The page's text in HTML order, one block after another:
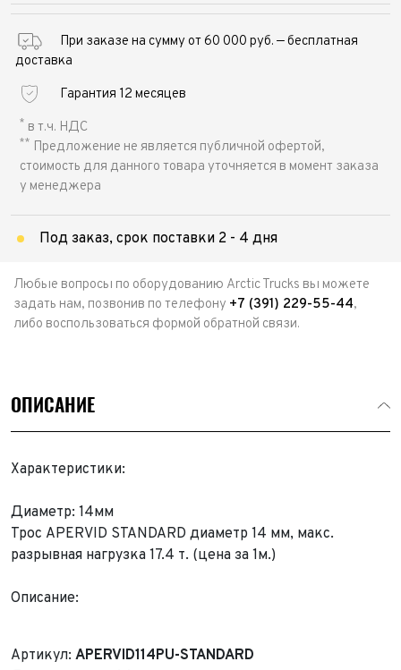
При заказе на сумму от 60 000 руб. — бесплатная
доставка
Гарантия 12 месяцев
* в т.ч. НДС
** Предложение не является публичной офертой,
стоимость для данного товара уточняется в момент заказа
у менеджера
Под заказ, срок поставки 2 - 4 дня
Любые вопросы по оборудованию Arctic Trucks вы можете
задать нам, позвонив по телефону +7 (391) 229-55-44,
либо воспользоваться формой обратной связи.
ОПИСАНИЕ
Характеристики:
Диаметр: 14мм
Трос APERVID STANDARD диаметр 14 мм, макс.
разрывная нагрузка 17.4 т. (цена за 1м.)
Описание:
Артикул: APERVID114PU-STANDARD